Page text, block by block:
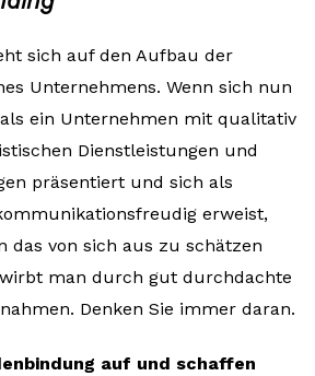
sich auf den Aufbau der
Unternehmens. Wenn sich nun
ein Unternehmen mit qualitativ
Dienstleistungen und
präsentiert und sich als
erweist,
das von sich aus zu schätzen
man durch gut durchdachte
Denken Sie immer daran.
auf und schaffen